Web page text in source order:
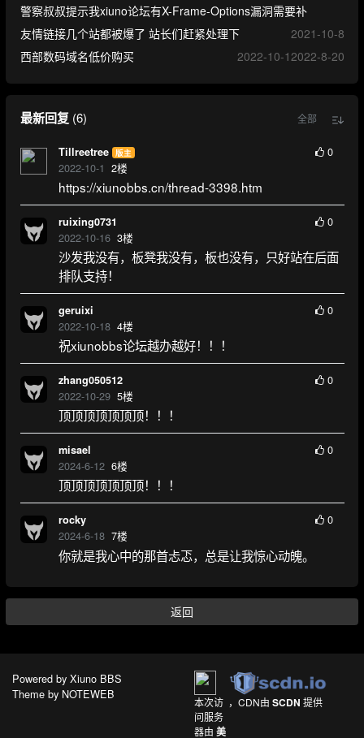
警察叔叔提示我xiuno论坛有X-Frame-Options漏洞需要补
2021-10-8
友情链接几个站都被爆了 站长们赶紧处理下
2022-8-20
西部数码域名低价购买 2022-10-1
最新回复(6) 全部
Tillreetree 版主
2022-10-1 2楼
0
https://xiunobbs.cn/thread-3398.htm
ruixing0731
2022-10-16 3楼
0
沙发我没有，板凳我没有，板也没有，只好站在后面
排队支持！
geruixi
2022-10-18 4楼
0
祝xiunobbs论坛越办越好！！！
zhang050512
2022-10-29 5楼
0
顶顶顶顶顶顶顶！！！
misael
2024-6-12 6楼
0
顶顶顶顶顶顶顶！！！
rocky
2024-6-18 7楼
0
你就是我心中的那首忐忑，总是让我惊心动魄。
返回
Powered by Xiuno BBS
Theme by NOTEWEB
本次访
问服务
器由 美
，CDN由SCDN 提供